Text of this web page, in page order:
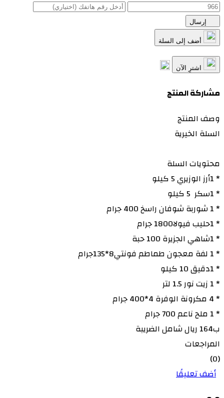
اشترِ الآن
مشاركة المنتج
وصف المنتج
السلة الخيرية
محتويات السلة
* 1أرز الوزيري 5 كيلو
* 1سكر 5 كيلو
* 1 شوربة شوفان راسخ 400 جرام
* 1حليب فيولا1800 جرام
* 1شاهي الجزيرة 100 حبة
* 1 لفة معجون طماطم فونتي8*135جرام
* 1دقيق 10 كيلو
* 1 زيت نور 1.5 لتر
* 4 مكرونة الوفرة 4*400 جرام
* 1 ملح ناعم 700 جرام
ب164 ريال شامل الضريبة
المراجعات
(0)
أضف تعليقًا